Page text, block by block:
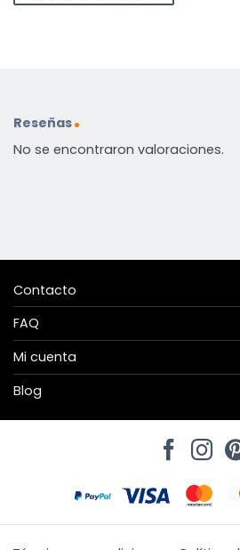
Reseñas
No se encontraron valoraciones.
Contacto
FAQ
Mi cuenta
Blog